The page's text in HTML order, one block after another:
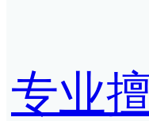
专业